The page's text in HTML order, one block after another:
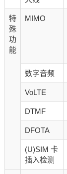
特
殊
功
能
MIMO
数字音频
VoLTE
DTMF
DFOTA
(U)SIM 卡
插入检测